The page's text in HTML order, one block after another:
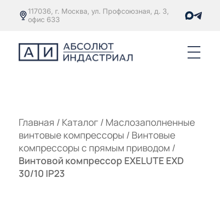
117036, г. Москва, ул. Профсоюзная, д. 3,
офис 633
Главная / Каталог/ Маслозаполненные
винтовые компрессоры / Винтовые
компрессоры с прямым приводом /
Винтовой компрессор EXELUTE EXD
30/10 IP23